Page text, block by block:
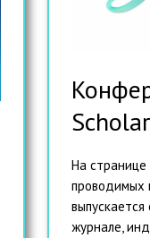
На странице
проводимых
журнале,